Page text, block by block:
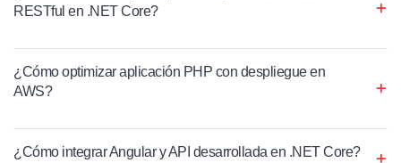
RESTful en .NET Core?
¿Cómo optimizar aplicación PHP con despliegue en
AWS?
¿Cómo integrar Angular y API desarrollada en .NET Core?